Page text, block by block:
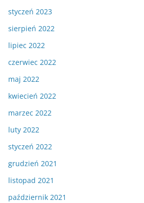
styczeń 2023
sierpień 2022
lipiec 2022
czerwiec 2022
maj 2022
kwiecień 2022
marzec 2022
luty 2022
styczeń 2022
grudzień 2021
listopad 2021
październik 2021